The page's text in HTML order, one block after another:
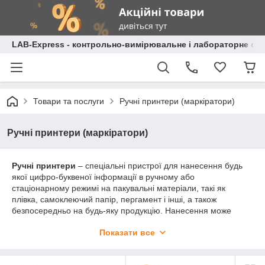
LAB-Express - контрольно-вимірювальне і лабораторне
Товари та послуги Ручні принтери (маркіратори)
Ручні принтери (маркіратори)
Ручні принтери – спеціальні пристрої для нанесення будь
якої цифро-буквеної інформації в ручному або
стаціонарному режимі на пакувальні матеріали, такі як
плівка, самоклеючий папір, пергамент і інші, а також
безпосередньо на будь-яку продукцію. Нанесення може
Ручні принтери-маркіратори використовуються в тих
Показати все